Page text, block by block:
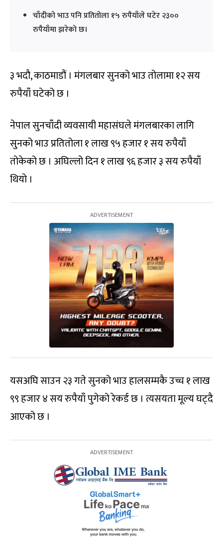
चाँदीको भाउ पनि प्रतितोला १५ रुपैयाँले घटेर २३००
रुपैयाँमा झरेको छ।
३ भदौ, काठमाडौं । मंगलबार सुनको भाउ तोलामा १२ सय
रुपैयाँ घटेको छ ।
नेपाल सुनचाँदी व्यवसायी महासंघले मंगलबारका लागि
सुनको भाउ प्रतितोला १ लाख ९५ हजार १ सय रुपैयाँ
तोकेको छ । अघिल्लो दिन १ लाख ९६ हजार ३ सय रुपैयाँ
थियो ।
यसअघि साउन २३ गते सुनको भाउ हालसम्मकै उच्च १ लाख
९९ हजार ४ सय रुपैयाँ पुगेको रेकर्ड छ । त्यसयता मूल्य घट्दै
आएको छ ।